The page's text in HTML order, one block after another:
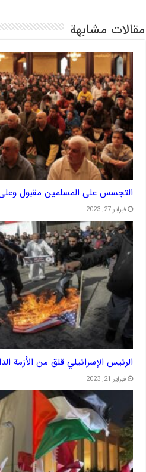
مقالات مشابهة
التجسس على المسلمين مقبول
فبراير 27, 2023
الرئيس الإسرائيلي قلق من الأزمة
فبراير 21, 2023